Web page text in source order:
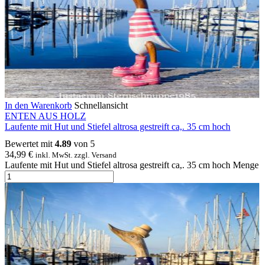
In den Warenkorb Schnellansicht
ENTEN AUS HOLZ
Laufente mit Hut und Stiefel altrosa gestreift ca,. 35 cm hoch
Bewertet mit 4.89 von 5
34,99 € inkl. MwSt. zzgl. Versand
Laufente mit Hut und Stiefel altrosa gestreift ca,. 35 cm hoch Menge